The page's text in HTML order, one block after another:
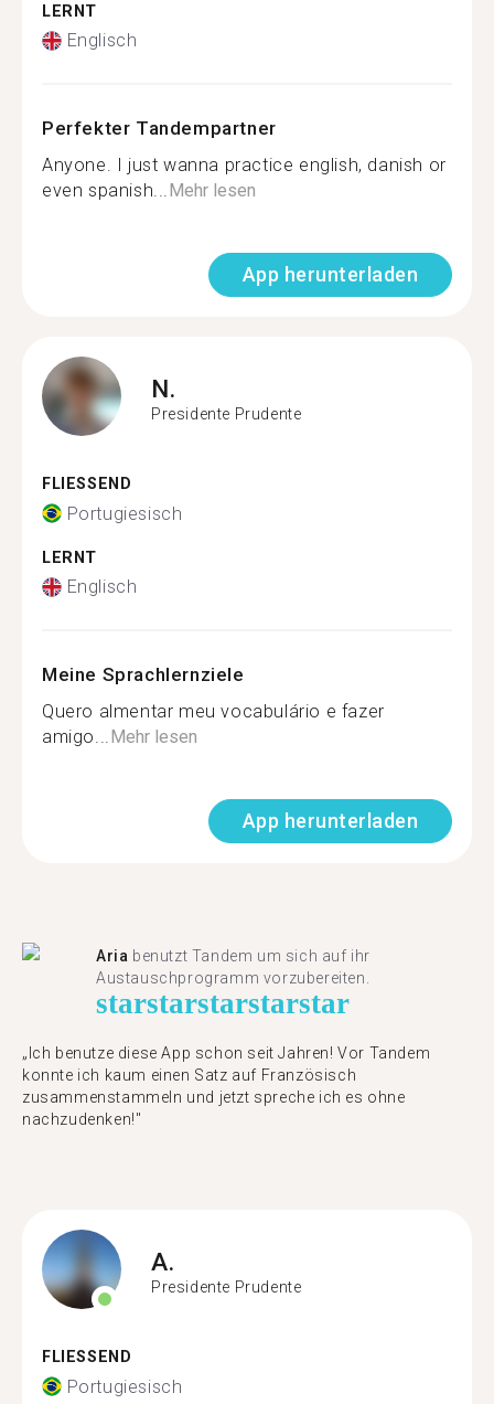
LERNT
Englisch
Perfekter Tandempartner
Anyone. I just wanna practice english, danish or
even spanish...Mehr lesen
App herunterladen
N.
Presidente Prudente
FLIESSEND
Portugiesisch
LERNT
Englisch
Meine Sprachlernziele
Quero almentar meu vocabulário e fazer
amigo...Mehr lesen
App herunterladen
Aria benutzt Tandem um sich auf ihr
Austauschprogramm vorzubereiten.
starstarstarstarstar
„Ich benutze diese App schon seit Jahren! Vor Tandem
konnte ich kaum einen Satz auf Französisch
zusammenstammeln und jetzt spreche ich es ohne
nachzudenken!"
A.
Presidente Prudente
FLIESSEND
Portugiesisch